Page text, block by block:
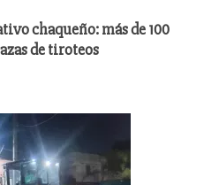
chaqueño: más de 100
de tiroteos